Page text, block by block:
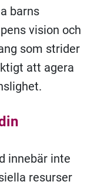
barns
vision och
som strider
att agera
innebär inte
resurser